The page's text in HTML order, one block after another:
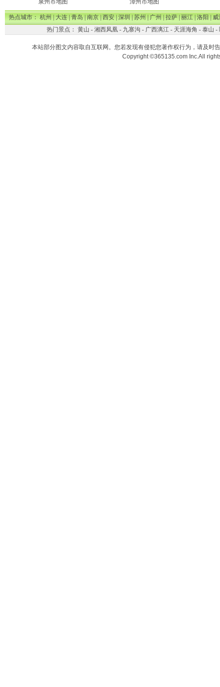
泉州市地图 漳州市地图
热点城市：杭州|大连|青岛|南京|西安|深圳|苏州|广州|拉萨|丽江|洛阳|威
热门景点： 黄山 - 湘西凤凰- 九寨沟 - 广西漓江- 天涯海角 - 泰山 -
本站部分图文内容取自互联网。您若发现有侵犯您著作权行为，请及时
Copyright ©365135.com Inc.All